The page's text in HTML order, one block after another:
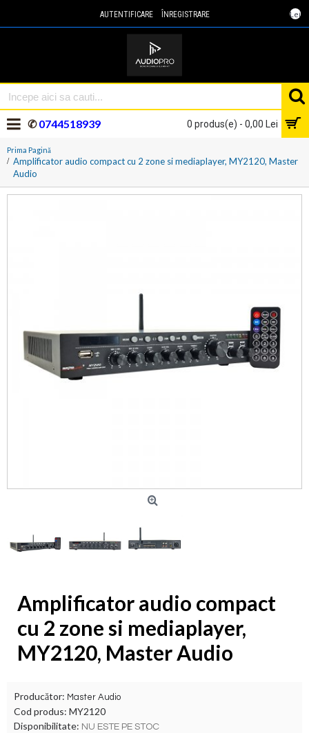
Lei
AUTENTIFICARE ÎNREGISTRARE
0 produs(e) - 0,00 Lei
✆0744518939
Prima Pagină
Amplificator audio compact cu 2 zone si mediaplayer, MY2120, Master
Audio
Amplificator audio compact
cu 2 zone si mediaplayer,
MY2120, Master Audio
Producător: Master Audio
Cod produs: MY2120
Disponibilitate: NU ESTE PE STOC